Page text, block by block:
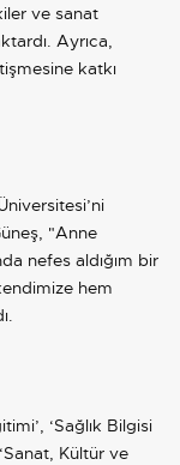
ve sanat
Ayrıca,
katkı
"Anne
nefes aldığım bir
hem
‘Sağlık Bilgisi
Kültür ve